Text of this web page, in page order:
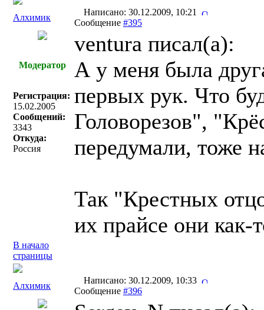
Алхимик
Написано: 30.12.2009, 10:21
Сообщение #395
Модератор
Регистрация:
15.02.2005
Сообщений:
3343
Откуда:
Россия
ventura писал(a):
А у меня была
первых рук. Что
Головорезов",
передумали, тоже
Так "Крестных
их прайсе они как-
В начало
страницы
Алхимик
Написано: 30.12.2009, 10:33
Сообщение #396